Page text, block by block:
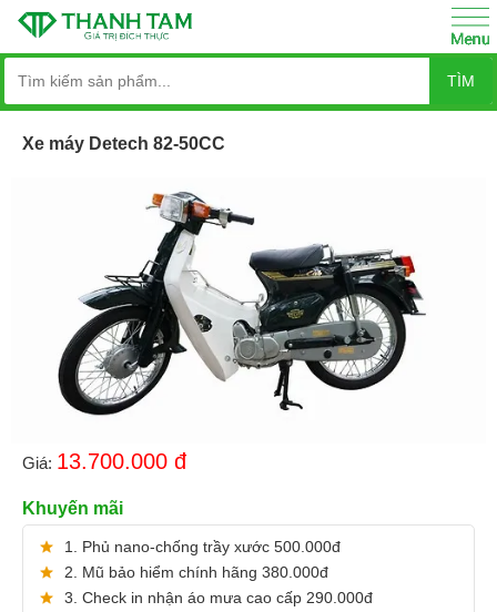
TÌM
Xe máy Detech 82-50CC
Giá: 13.700.000 đ
Khuyến mãi
1. Phủ nano-chống trầy xước 500.000đ
2. Mũ bảo hiểm chính hãng 380.000đ
3. Check in nhận áo mưa cao cấp 290.000đ